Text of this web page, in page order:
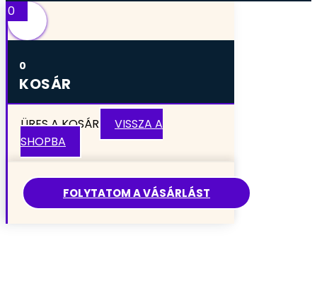
0
0
KOSÁR
ÜRES A KOSÁR
VISSZA A
SHOPBA
FOLYTATOM A VÁSÁRLÁST